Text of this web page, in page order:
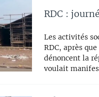
RDC :
Les activités
RDC, après
dénoncent la
voulait